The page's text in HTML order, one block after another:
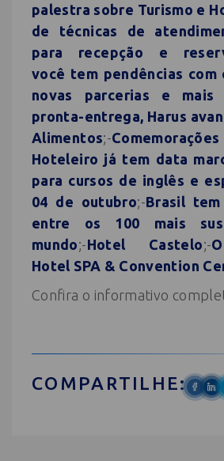
palestra sobre Turismo e
de técnicas de
para recepção e
você tem pendências com
novas parcerias e mais
pronta-entrega, Harus
Alimentos;-
Hoteleiro já tem data
para cursos de inglês e
04 de outubro;-Brasil
entre os 100 mais
mundo;-Hotel Castelo;-
Hotel SPA & Convention
Confira o informativo
COMPARTILHE: